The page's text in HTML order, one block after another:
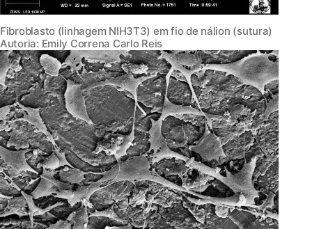
Fibroblasto (linhagem NIH3T3) em fio de nálion (sutura)
Autoria: Emily Correna Carlo Reis